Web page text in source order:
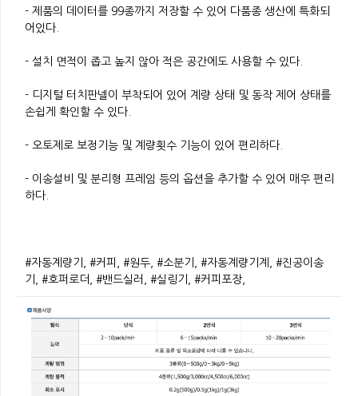
- 제품의 데이터를 99종까지 저장할 수 있어 다품종 생산에 특화되
어있다.
- 설치 면적이 좁고 높지 않아 적은 공간에도 사용할 수 있다.
- 디지털 터치판넬이 부착되어 있어 계량 상태 및 동작 제어 상태를
손쉽게 확인할 수 있다.
- 오토제로 보정기능 및 계량횟수 기능이 있어 편리하다.
- 이송설비 및 분리형 프레임 등의 옵션을 추가할 수 있어 매우 편리
하다.
#자동계량기, #커피, #원두, #소분기, #자동계량기계, #진공이송
기, #호퍼로더, #밴드실러, #실링기, #커피포장,